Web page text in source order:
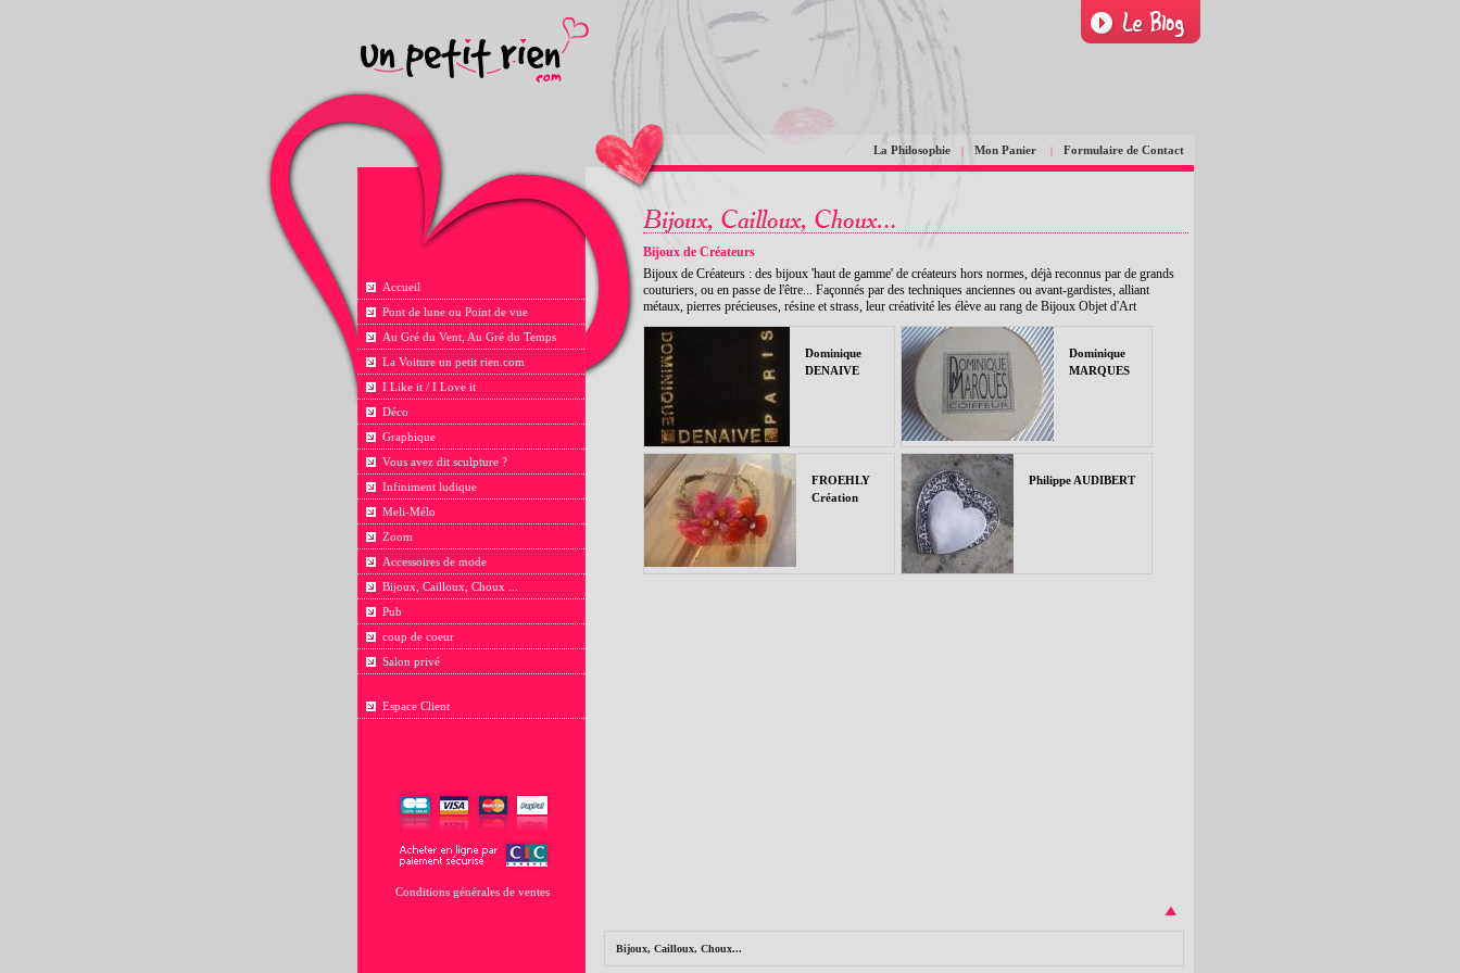
La Philosophie | Mon Panier | Formulaire de Contact
Accueil
Pont de lune ou Point de vue
Au Gré du Vent, Au Gré du Temps
La Voiture un petit rien.com
I Like it / I Love it
Déco
Graphique
Vous avez dit sculpture ?
Infiniment ludique
Meli-Mélo
Zoom
Accessoires de mode
Bijoux, Cailloux, Choux ...
Pub
coup de coeur
Salon privé
Espace Client
Conditions générales de ventes
Bijoux de Créateurs
Bijoux de Créateurs : des bijoux 'haut de gamme' de créateurs hors normes, déjà reconnus par de grands
couturiers, ou en passe de l'être... Façonnés par des techniques anciennes ou avant-gardistes, alliant
métaux, pierres précieuses, résine et strass, leur créativité les élève au rang de Bijoux Objet d'Art
Dominique
DENAIVE
Dominique
MARQUES
FROEHLY
Création
Philippe AUDIBERT
Bijoux, Cailloux, Choux...